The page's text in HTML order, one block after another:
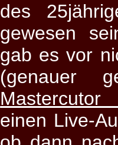
des
gewesen
gab es vor
(genauer
Mastercutor
einen Live-